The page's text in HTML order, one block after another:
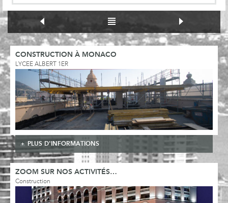
CONSTRUCTION À MONACO
LYCEE ALBERT 1ER
PLUS D'INFORMATIONS
ZOOM SUR NOS ACTIVITÉS…
Construction